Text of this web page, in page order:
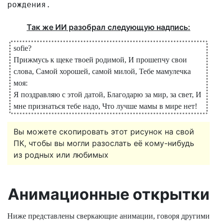
рождения.
Так же ИИ разобрал следующую надпись:
sofie?
Прижмусь к щеке твоей родимой, И прошепчу свои
слова, Самой хорошей, самой милой, Тебе мамулечка
моя:
Я поздравляю с этой датой, Благодарю за мир, за свет, И
мне признаться тебе надо, Что лучше мамы в мире нет!
Вы можете скопировать этот рисунок на свой
ПК, чтобы вы могли разослать её кому-нибудь
из родных или любимых
Анимационные открытки
Ниже представлены сверкающие анимации, говоря другими